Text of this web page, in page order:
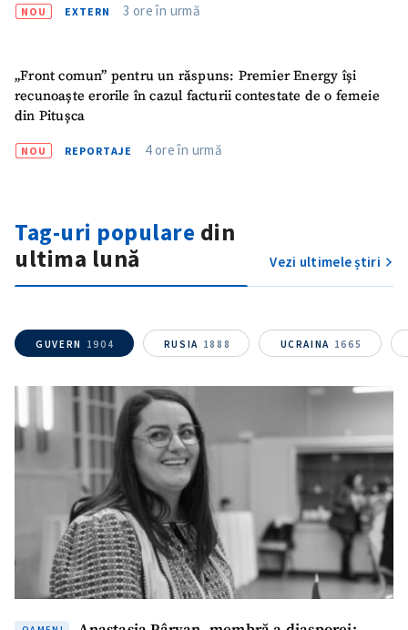
NOU EXTERN 3 ore în urmă
„Front comun” pentru un răspuns: Premier Energy își
recunoaște erorile în cazul facturii contestate de o femeie
din Pitușca
NOU REPORTAJE 4 ore în urmă
Tag-uri populare din
ultima lună
Vezi ultimele știri
GUVERN 1904 RUSIA 1888 UCRAINA 1665